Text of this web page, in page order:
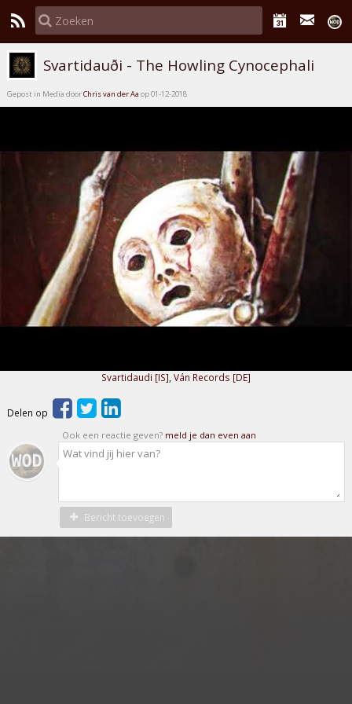
Svartidauði - The Howling Cynocephali
Gepost in Media doorChris van der Aa op 01-12-2018
Svartidaudi [IS] Ván Records [DE]
Delen op
Ook een reactie geven? meld je dan even aan
Bericht toevoegen